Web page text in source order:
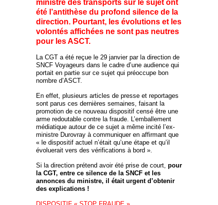
ministre des transports sur le sujet ont
été l’antithèse du profond silence de la
direction. Pourtant, les évolutions et les
volontés affichées ne sont pas neutres
pour les ASCT.
La CGT a été reçue le 29 janvier par la direction de
SNCF Voyageurs dans le cadre d’une audience qui
portait en partie sur ce sujet qui préoccupe bon
nombre d’ASCT.
En effet, plusieurs articles de presse et reportages
sont parus ces dernières semaines, faisant la
promotion de ce nouveau dispositif censé être une
arme redoutable contre la fraude. L’emballement
médiatique autour de ce sujet a même incité l’ex-
ministre Durovray à communiquer en affirmant que
« le dispositif actuel n’était qu’une étape et qu’il
évoluerait vers des vérifications à bord ».
Si la direction prétend avoir été prise de court, pour
la CGT, entre ce silence de la SNCF et les
annonces du ministre, il était urgent d’obtenir
des explications !